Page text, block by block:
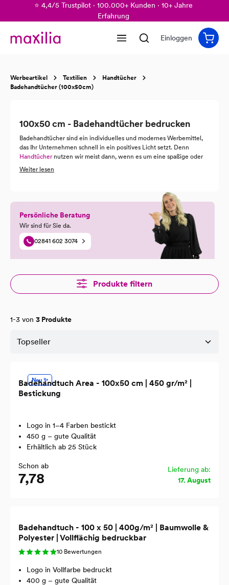
⭐ 4,4/5 Trustpilot · 100.000+ Kunden · 10+ Jahre
Erfahrung
Einloggen
Werbeartikel Textilien
Handtücher
Badehandtücher (100x50cm)
100x50 cm - Badehandtücher bedrucken
Badehandtücher sind ein individuelles und modernes Werbemittel,
das Ihr Unternehmen schnell in ein positives Licht setzt. Denn
Handtüchernutzen wir meist dann, wenn es um eine spaßige oder
entspannende Angelegenheit geht. Ob im Freibad oder in der
Handtuch Werbegeschenk mit sich bringt und werben Sie mit
Badehandtüchern.
Weiter lesen
Persönliche Beratung
Wir sind für Sie da.
02841 602 3074
Produkte filtern
1-3 von 3 Produkte
Neu ✨
Badehandtuch Area - 100x50 cm | 450 gr/m² |
Bestickung
Logo in 1–4 Farben bestickt
450 g – gute Qualität
Erhältlich ab 25 Stück
Schon ab
7,78
Lieferung ab:
17. August
Badehandtuch - 100 x 50 | 400g/m² | Baumwolle &
Polyester | Vollflächig bedruckbar
10 Bewertungen
Logo in Vollfarbe bedruckt
400 g – gute Qualität